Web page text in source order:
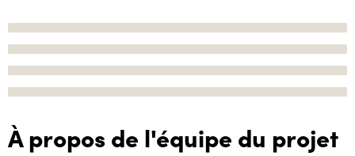
À propos de l'équipe du projet